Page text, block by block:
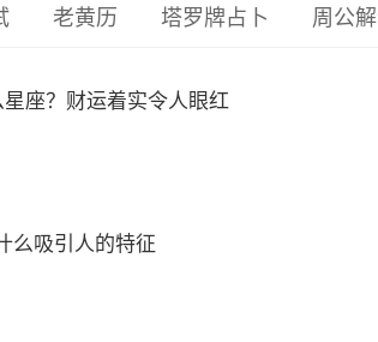
老黄历 塔罗牌占卜 周公
座？财运着实令人眼红
么吸引人的特征